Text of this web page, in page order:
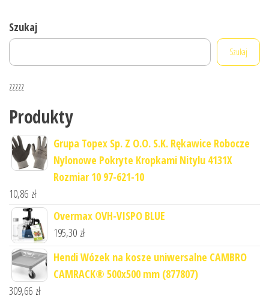
Szukaj
Szukaj
zzzzz
Produkty
Grupa Topex Sp. Z O.O. S.K. Rękawice Robocze
Nylonowe Pokryte Kropkami Nitylu 4131X
Rozmiar 10 97-621-10
10,86 zł
Overmax OVH-VISPO BLUE
195,30 zł
Hendi Wózek na kosze uniwersalne CAMBRO
CAMRACK® 500x500 mm (877807)
309,66 zł